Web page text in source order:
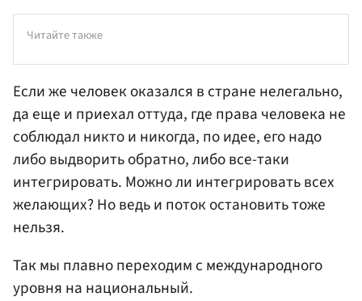
Читайте также
Если же человек оказался в стране нелегально,
да еще и приехал оттуда, где права человека не
соблюдал никто и никогда, по идее, его надо
либо выдворить обратно, либо все-таки
интегрировать. Можно ли интегрировать всех
желающих? Но ведь и поток остановить тоже
нельзя.
Так мы плавно переходим с международного
уровня на национальный.